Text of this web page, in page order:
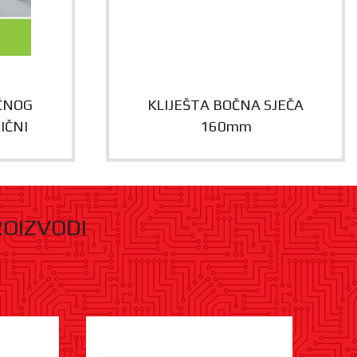
KLIJEŠTA BOČNA SJEČA
160mm